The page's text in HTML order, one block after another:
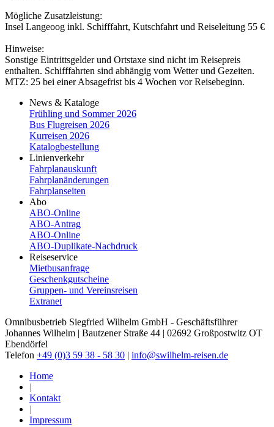
Mögliche Zusatzleistung:
Insel Langeoog inkl. Schifffahrt, Kutschfahrt und Reiseleitung 55 €
Hinweise:
Sonstige Eintrittsgelder und Ortstaxe sind nicht im Reisepreis
enthalten. Schifffahrten sind abhängig vom Wetter und Gezeiten.
MTZ: 25 bei einer Absagefrist bis 4 Wochen vor Reisebeginn.
News & Kataloge
Frühling und Sommer 2026
Bus Flugreisen 2026
Kurreisen 2026
Katalogbestellung
Linienverkehr
Fahrplanauskunft
Fahrplanänderungen
Fahrplanseiten
Abo
ABO-Online
ABO-​Antrag
ABO-​Online
ABO-​Duplikate-​Nachdruck
Reiseservice
Mietbusanfrage
Geschenkgutscheine
Gruppen- und Vereinsreisen
Extranet
Omnibusbetrieb Siegfried Wilhelm GmbH - Geschäftsführer
Johannes Wilhelm | Bautzener Straße 44 | 02692 Großpostwitz OT
Ebendörfel
Telefon +49 (0)3 59 38 - 58 30 | info@swilhelm-reisen.de
Home
|
Kontakt
|
Impressum